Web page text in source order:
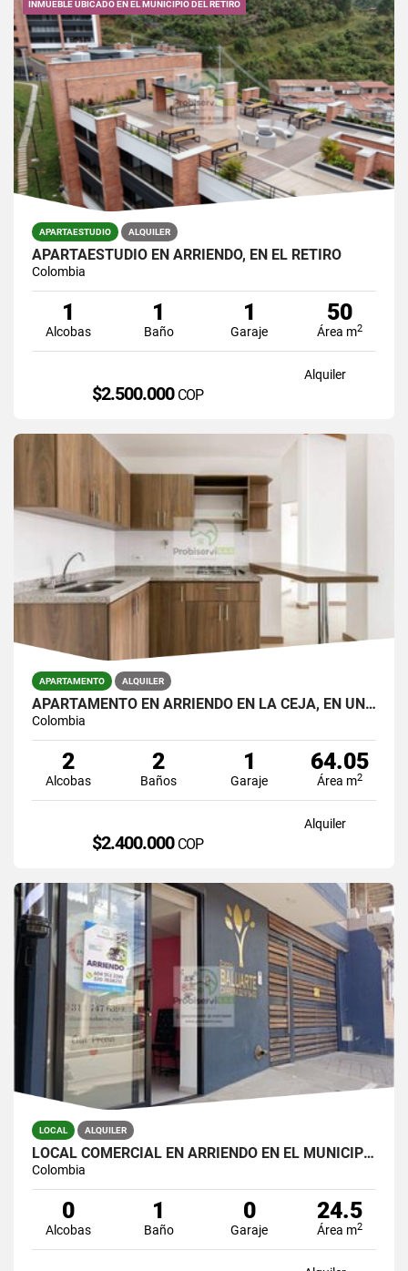
INMUEBLE UBICADO EN EL MUNICIPIO DEL RETIRO
APARTAESTUDIO ALQUILER
APARTAESTUDIO EN ARRIENDO, EN EL RETIRO
Colombia
1
Alcobas
1
Baño
1
Garaje
50
Área m2
Alquiler
$2.500.000 COP
APARTAMENTO ALQUILER
APARTAMENTO EN ARRIENDO EN LA CEJA, EN UNIDAD CERRADA.
Colombia
2
Alcobas
2
Baños
1
Garaje
64.05
Área m2
Alquiler
$2.400.000 COP
LOCAL ALQUILER
LOCAL COMERCIAL EN ARRIENDO EN EL MUNICIPIO DE LA CEJA.
Colombia
0
Alcobas
1
Baño
0
Garaje
24.5
Área m2